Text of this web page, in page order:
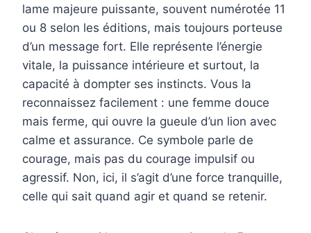
lame majeure puissante, souvent numérotée 11
ou 8 selon les éditions, mais toujours porteuse
d’un message fort. Elle représente l’énergie
vitale, la puissance intérieure et surtout, la
capacité à dompter ses instincts. Vous la
reconnaissez facilement : une femme douce
mais ferme, qui ouvre la gueule d’un lion avec
calme et assurance. Ce symbole parle de
courage, mais pas du courage impulsif ou
agressif. Non, ici, il s’agit d’une force tranquille,
celle qui sait quand agir et quand se retenir.